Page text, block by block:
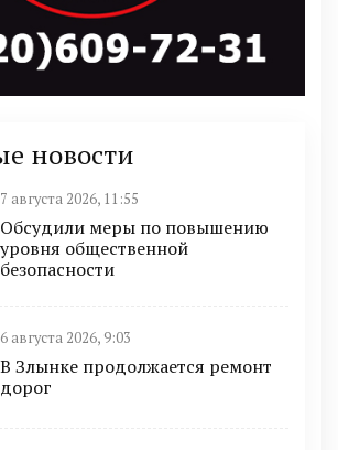
новости
7 августа 2026, 11:55
Обсудили меры по повышению
уровня общественной
безопасности
6 августа 2026, 9:03
В Злынке продолжается ремонт
дорог